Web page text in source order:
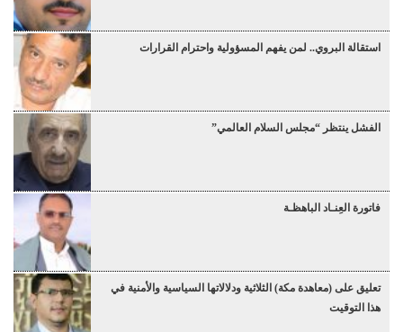
استقالة البروي.. لمن يفهم المسؤولية واحترام القرارات
الفشل ينتظر “مجلس السلام العالمي”
فاتورة العِنـاد الباهظـة
تعليق على (معاهدة مكة) الثلاثية ودلالاتها السياسية والأمنية في
هذا التوقيت